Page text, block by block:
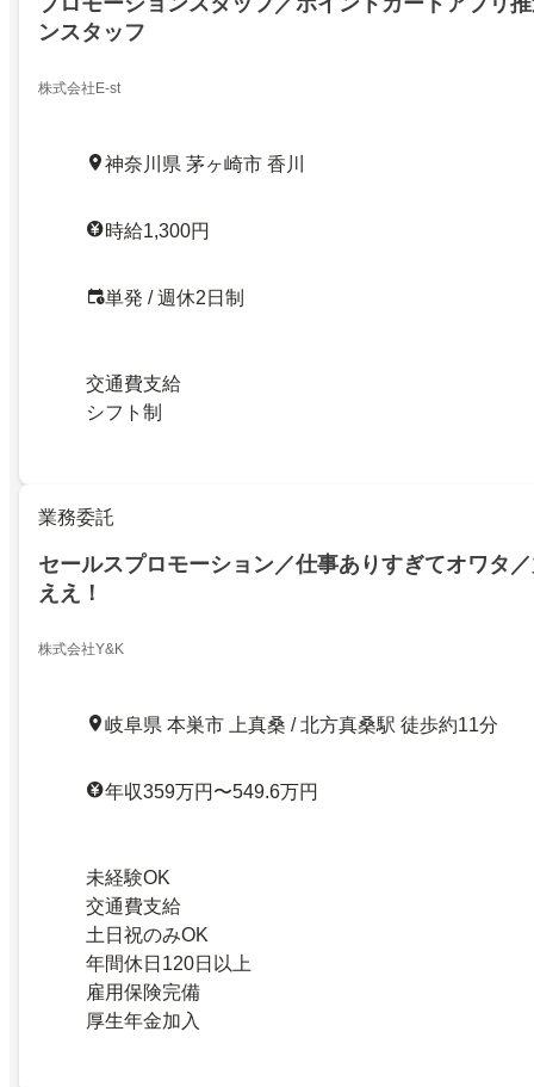
ンスタッフ
株式会社E-st
神奈川県 茅ヶ崎市 香川
時給1,300円
単発 / 週休2日制
交通費支給
シフト制
業務委託
セールスプロモーション／仕事ありすぎてオワタ
ええ！
株式会社Y&K
岐阜県 本巣市 上真桑 / 北方真桑駅 徒歩約11分
年収359万円〜549.6万円
未経験OK
交通費支給
土日祝のみOK
年間休日120日以上
雇用保険完備
厚生年金加入